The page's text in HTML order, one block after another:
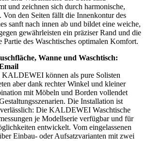
und zeichnen sich durch harmonische,
Von den Seiten fällt die Innenkontur des
sanft nach innen ab und bildet eine weiche,
gewährleisten ein präziser Rand und die
Partie des Waschtisches optimalen Komfort.
Wanne und Waschtisch:
KALDEWEI können als pure Solisten
aber dank rechter Winkel und kleiner
mit Möbeln und Borden vollendet
Die Installation ist
Die KALDEWEI Waschtische
je Modellserie verfügbar und für
entwickelt. Vom eingelassenen
Einbau- oder Aufsatzvarianten mit zwei